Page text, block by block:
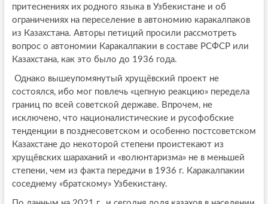
притеснениях их родного языка в Узбекистане и об
ограничениях на переселение в автономию каракалпаков
из Казахстана. Авторы петиций просили рассмотреть
вопрос о автономии Каракалпакии в составе РСФСР или
Казахстана, как это было до 1936 года.
Однако вышеупомянутый хрущёвский проект не
состоялся, ибо мог повлечь «цепную реакцию» передела
границ по всей советской державе. Впрочем, не
исключено, что националистические и русофобские
тенденции в позднесоветском и особенно постсоветском
Казахстане до некоторой степени проистекают из
хрущёвских шараханий и «волюнтаризма» не в меньшей
степени, чем из факта передачи в 1936 г. Каракалпакии
соседнему «братскому» Узбекистану.